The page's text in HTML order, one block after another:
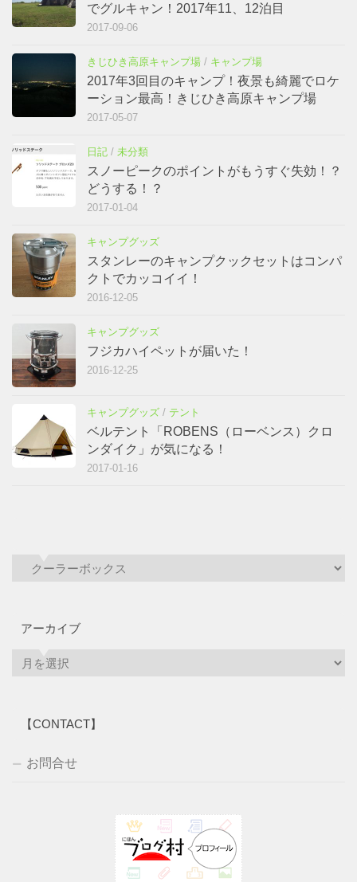
でグルキャン！2017年11、12泊目
2017-09-06
きじひき高原キャンプ場 / キャンプ場
2017年3回目のキャンプ！夜景も綺麗でロケ
ーション最高！きじひき高原キャンプ場
2017-05-07
日記 / 未分類
スノーピークのポイントがもうすぐ失効！？
どうする！？
2017-01-04
キャンプグッズ
スタンレーのキャンプクックセットはコンパ
クトでカッコイイ！
2016-12-05
キャンプグッズ
フジカハイペットが届いた！
2016-12-25
キャンプグッズ / テント
ベルテント「ROBENS（ローベンス）クロ
ンダイク」が気になる！
2017-01-16
アーカイブ
【CONTACT】
お問合せ